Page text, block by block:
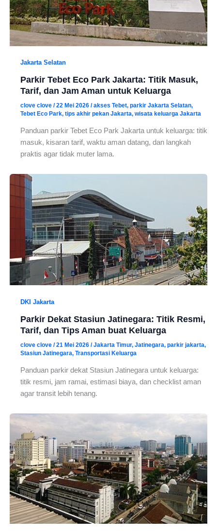
Jakarta Selatan
Parkir Tebet Eco Park Jakarta: Titik Masuk,
Tarif, dan Jam Aman untuk Keluarga
clove clove /22 Mei 2026 /akses Tebet, parkir Jakarta Selatan,
Tebet Eco Park, tips akhir pekan Jakarta, wisata keluarga Jakarta
Panduan parkir Tebet Eco Park Jakarta untuk keluarga: titik
masuk, kisaran tarif, waktu aman datang, dan langkah
praktis agar tidak muter lama.
DKI Jakarta
Parkir Dekat Stasiun Jatinegara: Titik Resmi,
Tarif, dan Tips Aman buat Keluarga
clove clove /21 Mei 2026 /Jakarta Timur, Jatinegara, parkir jakarta,
Stasiun Jatinegara, Transportasi Keluarga
Panduan parkir dekat Stasiun Jatinegara untuk keluarga:
titik resmi, jam ramai, estimasi biaya, dan checklist aman
agar transit lebih tenang.